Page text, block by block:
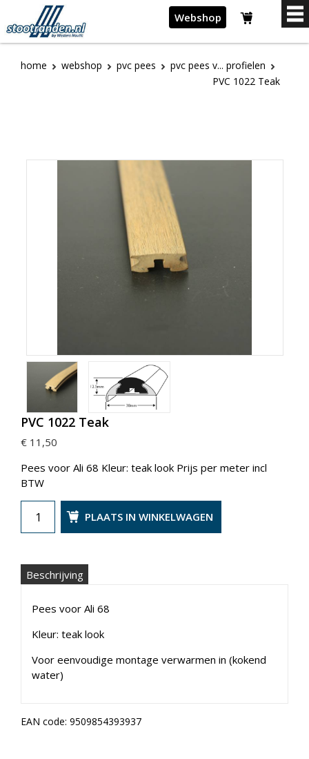
Webshop
home webshop pvc pees
pvc pees v... profielen
PVC 1022 Teak
PVC 1022 Teak
€ 11,50
Pees voor Ali 68 Kleur: teak look Prijs per meter incl
BTW
PLAATS IN WINKELWAGEN
Beschrijving
Pees voor Ali 68
Kleur: teak look
Voor eenvoudige montage verwarmen in (kokend
water)
EAN code: 9509854393937